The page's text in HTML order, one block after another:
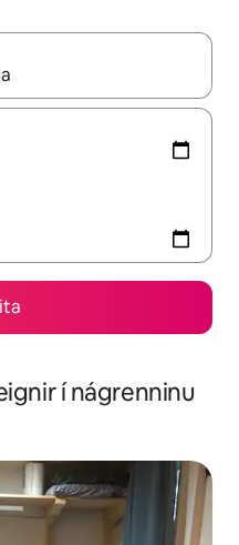
nota upp og niður
í nágrenninu